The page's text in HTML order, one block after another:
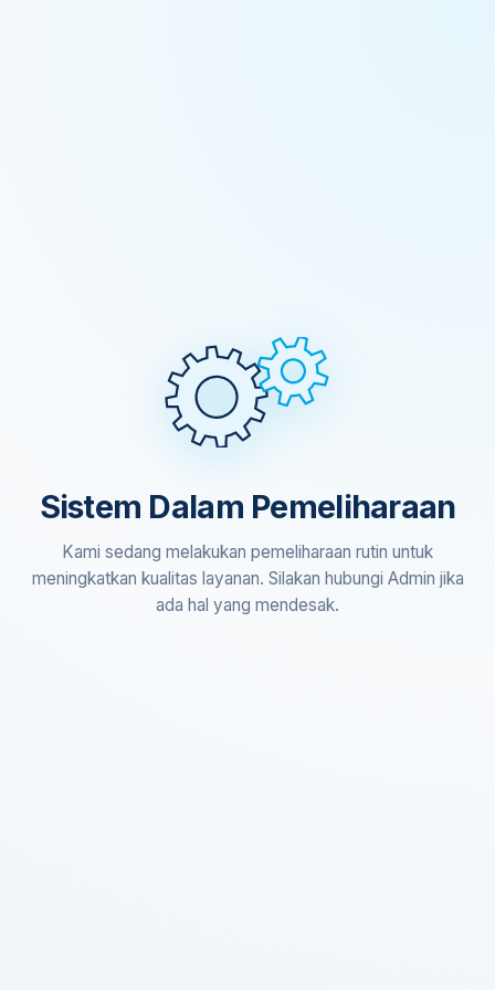
Sistem Dalam Pemeliharaan
Kami sedang melakukan pemeliharaan rutin untuk
meningkatkan kualitas layanan. Silakan hubungi Admin jika
ada hal yang mendesak.